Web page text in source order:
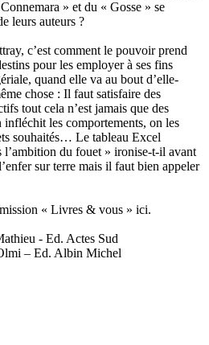
» et du « Gosse » se
leurs auteurs ?
c’est comment le pouvoir prend
pour les employer à ses fins
quand elle va au bout d’elle-
chose : Il faut satisfaire des
tout cela n’est jamais que des
les comportements, on les
souhaités… Le tableau Excel
l’ambition du fouet » ironise-t-il avant
sur terre mais il faut bien appeler
« Livres & vous » ici.
- Ed. Actes Sud
– Ed. Albin Michel